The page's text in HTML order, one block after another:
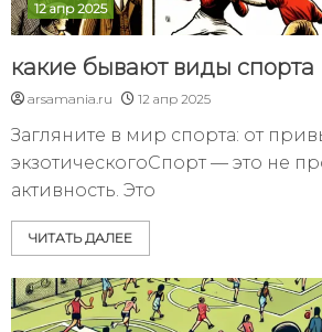
12 апр 2025
какие бывают виды спорта
arsamania.ru 12 апр 2025
Загляните в мир спорта: от
экзотическогоСпорт — это не
активность. Это
ЧИТАТЬ ДАЛЕЕ